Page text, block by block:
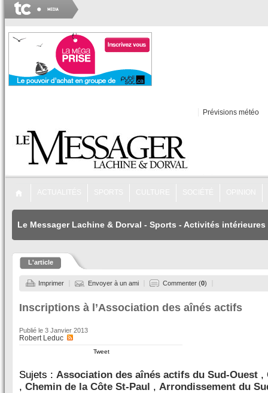
Prévisions météo
Le Messager Lachine & Dorval - Sports - Activités intérieures
L'article
Imprimer Envoyer à un ami Commenter (0)
Inscriptions à l’Association des aînés actifs
Publié le 3 Janvier 2013
Robert Leduc
Tweet
Sujets : Association des aînés actifs du Sud-Ouest ,
, Chemin de la Côte St-Paul , Arrondissement du